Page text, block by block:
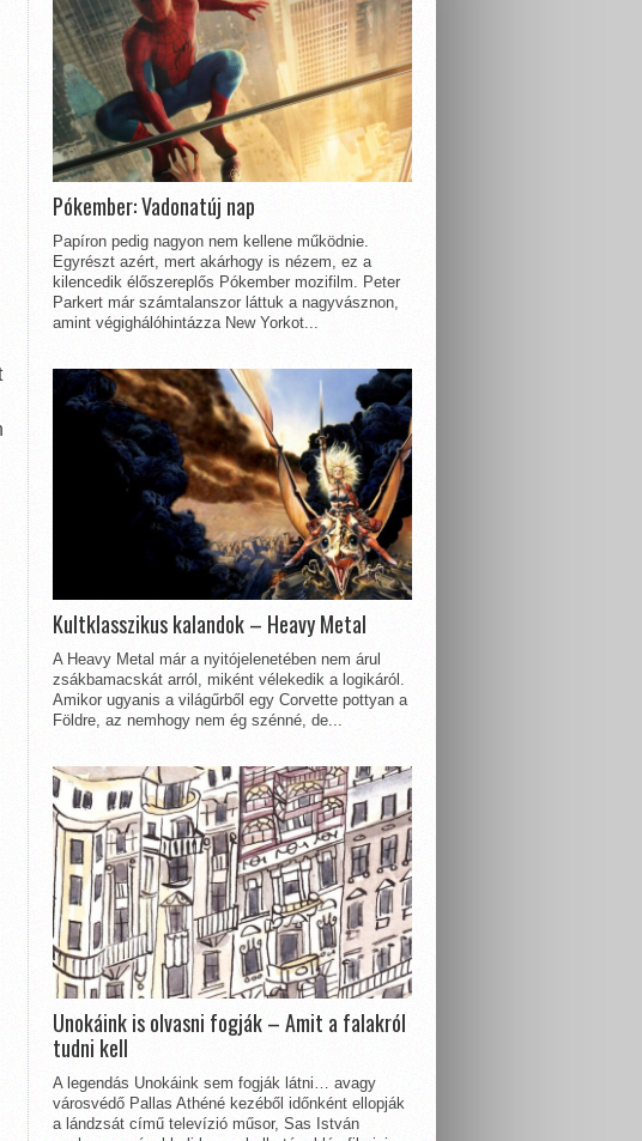
Pókember: Vadonatúj nap
Papíron pedig nagyon nem kellene működnie.
Egyrészt azért, mert akárhogy is nézem, ez a
kilencedik élőszereplős Pókember mozifilm. Peter
Parkert már számtalanszor láttuk a nagyvásznon,
amint végighálóhintázza New Yorkot...
Kultklasszikus kalandok – Heavy Metal
A Heavy Metal már a nyitójelenetében nem árul
zsákbamacskát arról, miként vélekedik a logikáról.
Amikor ugyanis a világűrből egy Corvette pottyan a
Földre, az nemhogy nem ég szénné, de...
Unokáink is olvasni fogják – Amit a falakról
tudni kell
A legendás Unokáink sem fogják látni… avagy
városvédő Pallas Athéné kezéből időnként ellopják
a lándzsát című televízió műsor, Sas István